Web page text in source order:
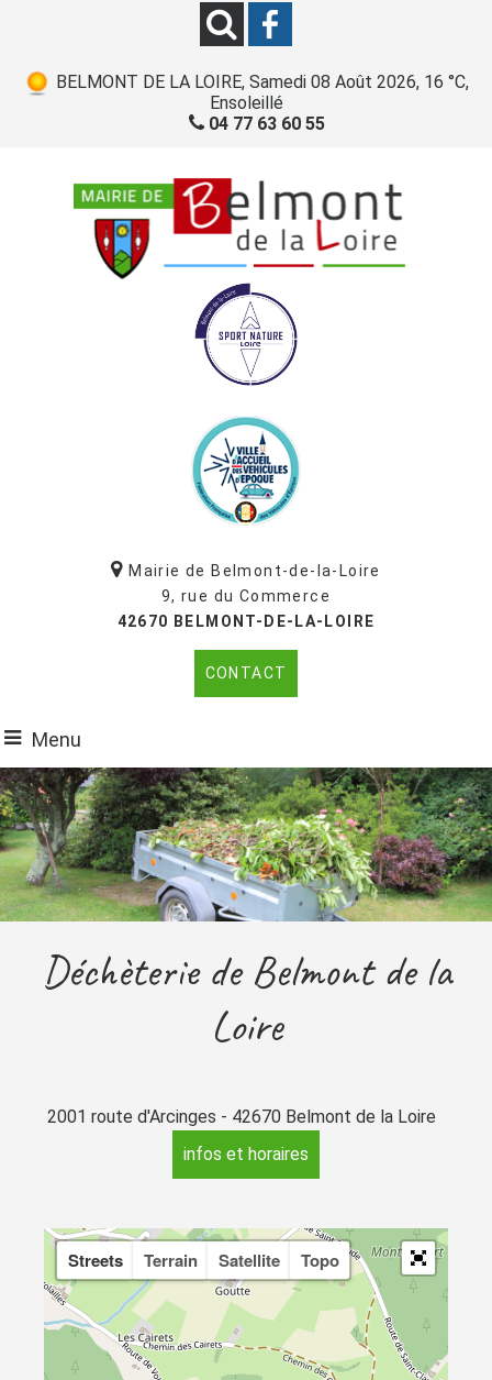
BELMONT DE LA LOIRE, Samedi 08 Août 2026, 16 °C,
Ensoleillé
04 77 63 60 55
Mairie de Belmont-de-la-Loire
9, rue du Commerce
42670 BELMONT-DE-LA-LOIRE
CONTACT
Menu
Déchèterie de Belmont de la
Loire
2001 route d'Arcinges - 42670 Belmont de la Loire
infos et horaires
Streets Terrain Satellite Topo